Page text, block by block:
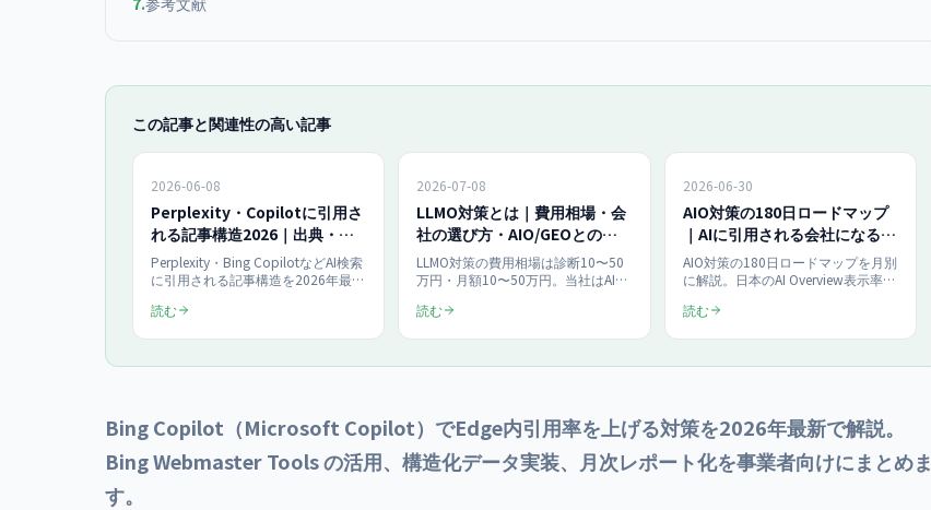
この記事と関連性の高い記事
2026-06-08
Perplexity・Copilotに引用さ
れる記事構造2026｜出典・定
義・表設計
Perplexity・Bing CopilotなどAI検索
に引用される記事構造を2026年最新
較表という3つの設計要素を複数AI横
ックリストまでを月¥250,000〜の
読む
2026-07-08
LLMO対策とは｜費用相場・会
社の選び方・AIO/GEOとの違
い【2026】
LLMO対策の費用相場は診断10〜50
万円・月額10〜50万円。当社はAIO
（初期150,000円〜・最低6ヶ月）で
選び方7チェック、当社が合わない
イト500ページ超の実測データ付
き。
読む
2026-06-30
AIO対策の180日ロードマップ
｜AIに引用される会社になる半
年
AIO対策の180日ロードマップを月別
に解説。日本のAI Overview表示率
月調査）の今、診断→技術整備→コ
単位で示し、ROI試算例とチェック
す。
読む
Bing Copilot（Microsoft Copilot）でEdge内引用率を上げる対策を2026年最新で解説。
Bing Webmaster Tools の活用、構造化データ実装、月次レポート化を事業者向けにまとめま
す。